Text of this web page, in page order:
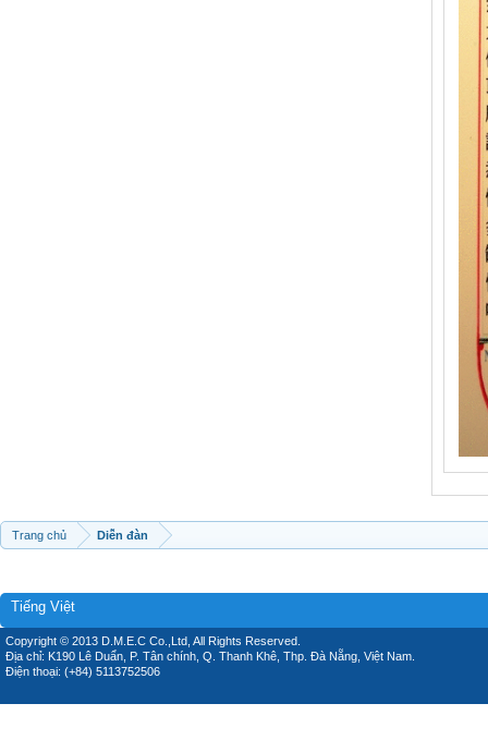
Trang chủ Diễn đàn
Tiếng Việt
Copyright © 2013 D.M.E.C Co.,Ltd, All Rights Reserved.
Địa chỉ: K190 Lê Duẩn, P. Tân chính, Q. Thanh Khê, Thp. Đà Nẵng, Việt Nam.
Điện thoại: (+84) 5113752506